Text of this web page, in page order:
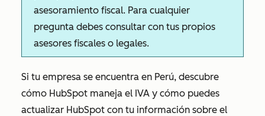
asesoramiento fiscal. Para cualquier
pregunta debes consultar con tus propios
asesores fiscales o legales.
Si tu empresa se encuentra en Perú, descubre
cómo HubSpot maneja el IVA y cómo puedes
actualizar HubSpot con tu información sobre el